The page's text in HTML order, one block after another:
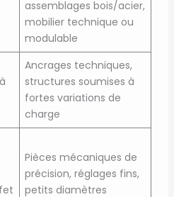
assemblages bois/acier,
mobilier technique ou
modulable
Ancrages techniques,
structures soumises à
fortes variations de
charge
Pièces mécaniques de
précision, réglages fins,
petits diamètres